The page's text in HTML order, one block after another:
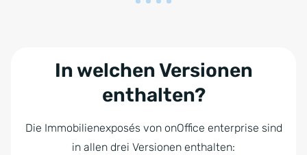
In welchen Versionen
enthalten?
Die Immobilienexposés von onOffice enterprise sind
in allen drei Versionen enthalten: